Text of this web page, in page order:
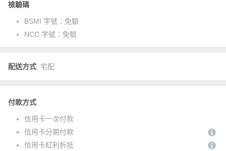
檢驗碼
BSMI 字號： 免驗
NCC 字號： 免驗
配送方式 宅配
付款方式
信用卡一次付款
信用卡分期付款
信用卡紅利折抵